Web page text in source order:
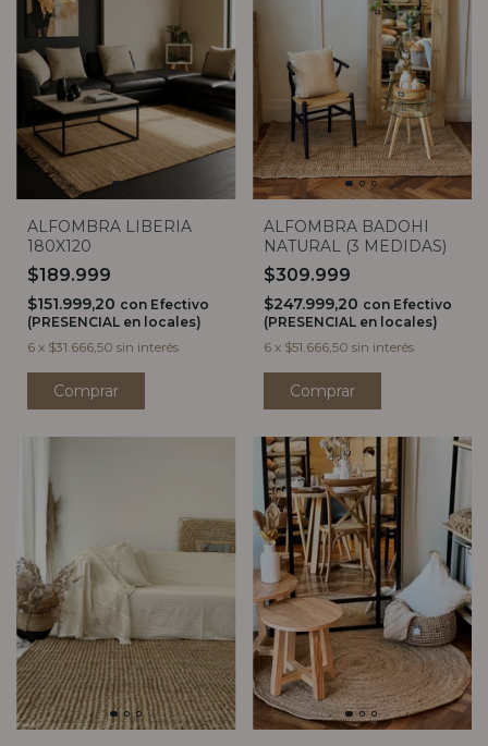
ALFOMBRA LIBERIA
180X120
$189.999
$151.999,20 con Efectivo
(PRESENCIAL en locales)
6 x $31.666,50 sin interés
Comprar
ALFOMBRA BADOHI
NATURAL (3 MEDIDAS)
$309.999
$247.999,20 con Efectivo
(PRESENCIAL en locales)
6 x $51.666,50 sin interés
Comprar